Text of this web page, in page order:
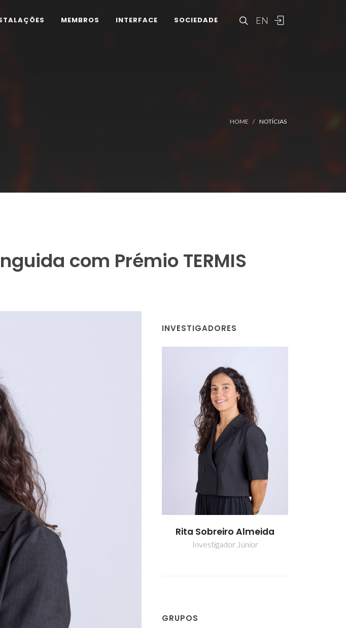
EN
MEMBROS INTERFACE SOCIEDADE
HOME NOTÍCIAS
com Prémio TERMIS
INVESTIGADORES
Rita Sobreiro Almeida
Investigador Júnior
Rita Sobreiro Almeida
Investigador Júnior
GRUPOS